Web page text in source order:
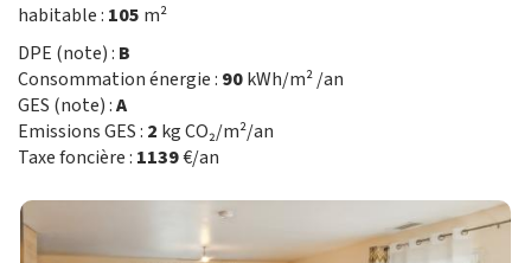
habitable : 105 m²
DPE (note) : B
Consommation énergie : 90kWh/m² /an
GES (note) :A
Emissions GES : 2 kg CO₂/m²/an
Taxe foncière : 1139€/an